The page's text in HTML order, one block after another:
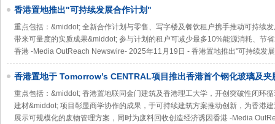
香港置地推出"可持续发展合作计划"
重点包括：&middot; 全新合作计划与零售、写字楼及餐饮租户携手推动可持续
带来可量度的实质成果&middot; 参与计划的租户可减少最多10%能源消耗、节
香港 -Media OutReach Newswire- 2025年11月19日 - 香港置地推出"可持续发
香港置地于 Tomorrow’s CENTRAL项目推出香港首个钢化玻璃及夹
重点包括：&middot; 香港置地联同金门建筑及香港理工大学，开创突破性闭环
建材&middot; 项目彰显商学协作的成果，于可持续建筑方案推动创新，为香港
展示可规模化的废物管理方案，同时为废料回收创造经济诱因香港 -Media